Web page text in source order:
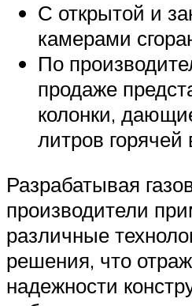
С открытой и
камерами
По
продаже
колонки,
литров
Разрабатывая
производители
различные
решения, что
надежности